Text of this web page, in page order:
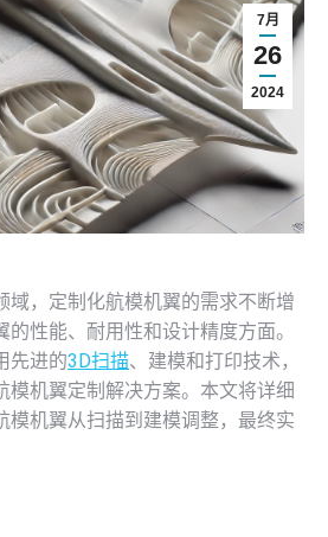
7月
26
2024
域，定制化航模机翼的需求不断增
性能、耐用性和设计精度方面。
先进的3D扫描、建模和打印技术，
模机翼定制解决方案。本文将详细
模机翼从扫描到建模调整，最终实